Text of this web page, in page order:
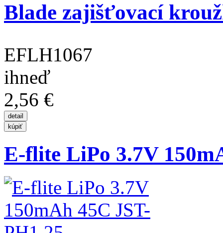
Blade zajišťovací
EFLH1067
ihneď
2,56 €
E-flite LiPo 3.7V